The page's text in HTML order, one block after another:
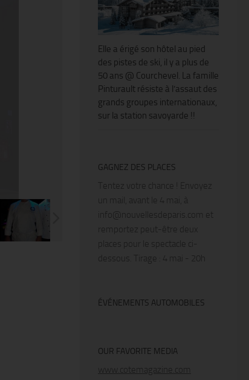
Elle a érigé son hôtel au pied
des pistes de ski, il y a plus de
50 ans @ Courchevel. La famille
Pinturault résiste à l’assaut des
grands groupes internationaux,
sur la station savoyarde !!
GAGNEZ DES PLACES
Tentez votre chance ! Envoyez
un mail, avant le 4 mai, à
info@nouvellesdeparis.com et
remportez peut-être deux
places pour le spectacle ci-
dessous. Tirage : 4 mai - 20h
ÉVÉNEMENTS AUTOMOBILES
OUR FAVORITE MEDIA
www.cotemagazine.com